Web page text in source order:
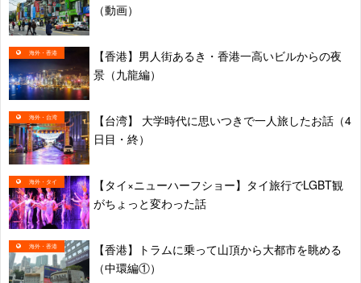
（動画）
海外・香港
【香港】男人街あるき・香港一高いビルからの夜
景（九龍編）
海外・台湾
【台湾】 大学時代に思いつきで一人旅したお話（4
日目・終）
海外・タイ
【タイ×ニューハーフショー】タイ旅行でLGBT観
がちょっと変わった話
海外・香港
【香港】トラムに乗って山頂から大都市を眺める
（中環編①）